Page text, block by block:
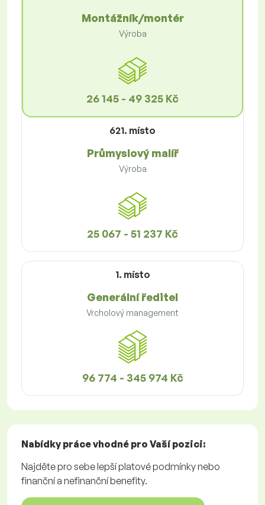
Montážník/montér
Výroba
26 145 - 49 325 Kč
621. místo
Průmyslový malíř
Výroba
25 067 - 51 237 Kč
1. místo
Generální ředitel
Vrcholový management
96 774 - 345 974 Kč
Nabídky prácevhodné pro Vaší pozici:
Najděte pro sebe lepší platové podmínky nebo
finanční a nefinanční benefity.